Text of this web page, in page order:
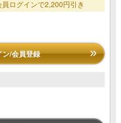
ログインで2,200円引き
ン/会員登録